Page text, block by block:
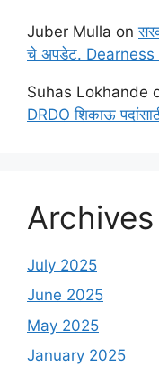
Juber Mulla on
चे अपडेट.
Suhas Lokhande
DRDO शिकाऊ
Archives
July 2025
June 2025
May 2025
January 2025